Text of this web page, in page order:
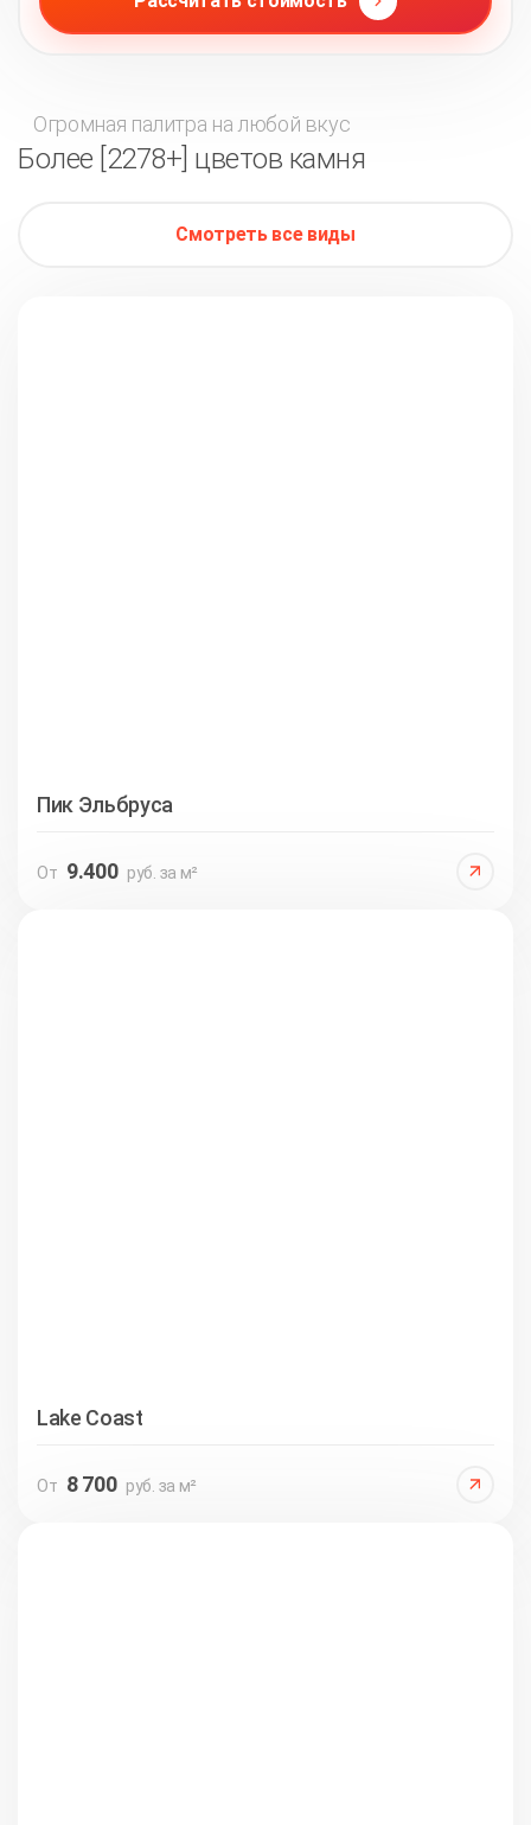
Огромная палитра на любой вкус
Более [2278+] цветов камня
Смотреть все виды
Пик Эльбруса
От 9.400 руб. за м²
Lake Coast
От 8 700 руб. за м²